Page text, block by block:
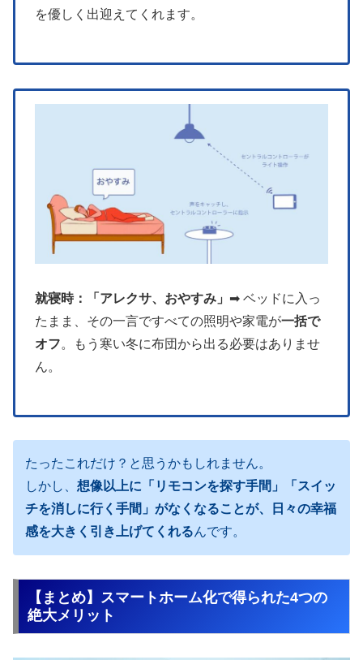
を優しく出迎えてくれます。
就寝時：「アレクサ、おやすみ」 ➡︎ ベッドに入っ
たまま、その一言ですべての照明や家電が一括で
オフ。もう寒い冬に布団から出る必要はありませ
ん。
たったこれだけ？と思うかもしれません。
しかし、 想像以上に「リモコンを探す手間」「スイッ
チを消しに行く手間」がなくなることが、日々の幸福
感を大きく引き上げてくれるんです。
【まとめ】スマートホーム化で得られた4つの
絶大メリット